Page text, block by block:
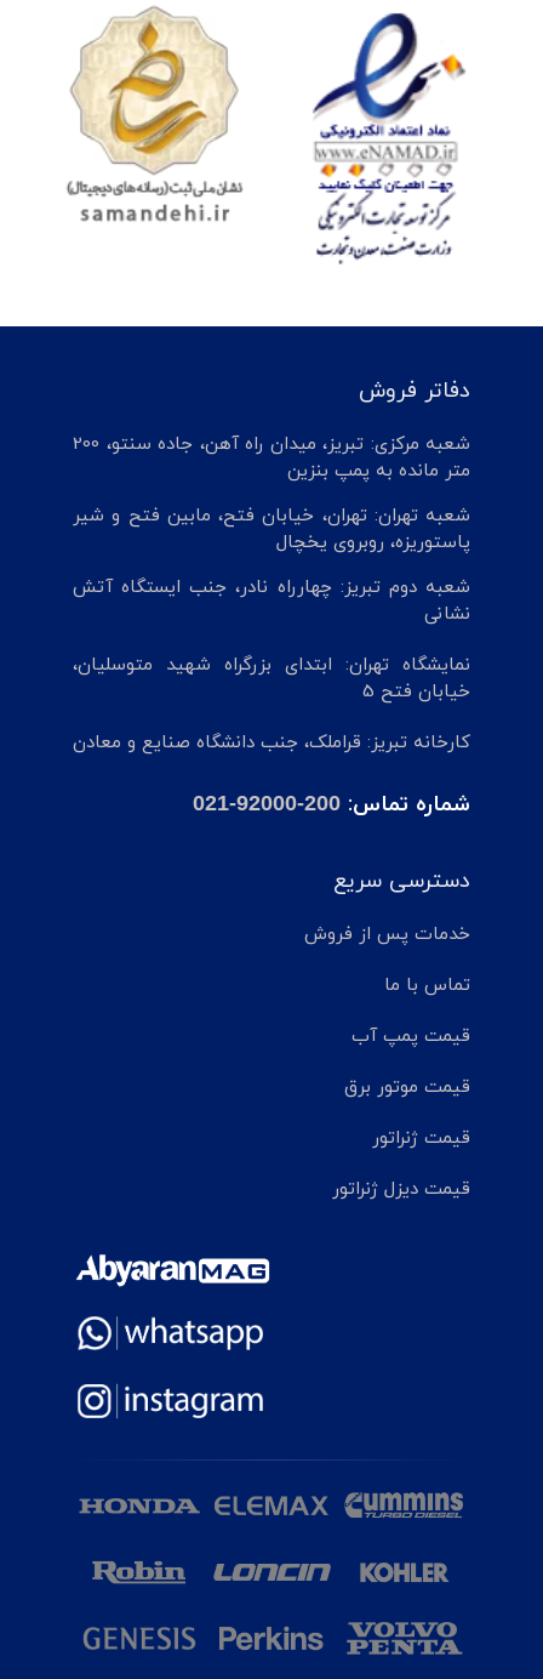
دفاتر فروش
شعبه مرکزی: تبریز، میدان راه آهن، جاده سنتو، 200
متر مانده به پمپ بنزین
شعبه تهران: تهران، خیابان فتح، مابین فتح و شیر
پاستوریزه، روبروی یخچال
شعبه دوم تبریز: چهارراه نادر، جنب ایستگاه آتش
نشانی
نمایشگاه تهران: ابتدای بزرگراه شهید متوسلیان،
خیابان فتح 5
کارخانه تبریز: قراملک، جنب دانشگاه صنایع و معادن
شماره تماس: 021-92000-200
دسترسی سریع
خدمات پس از فروش
تماس با ما
قیمت پمپ آب
قیمت موتور برق
قیمت ژنراتور
قیمت دیزل ژنراتور